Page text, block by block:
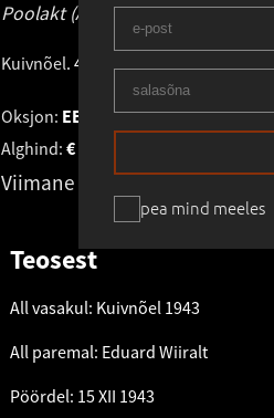
pea mind meeles
Poolakt (Astrid).1943
Kuivnõel. 49.5 × 32.2 cmRaamitud
Oksjon: EESTI GRAAFIKA06.11.2024
Alghind: €
Viimane pakkumine: 6 300
€
Teosest
All vasakul: Kuivnõel 1943
All paremal: Eduard Wiiralt
Pöördel: 15 XII 1943